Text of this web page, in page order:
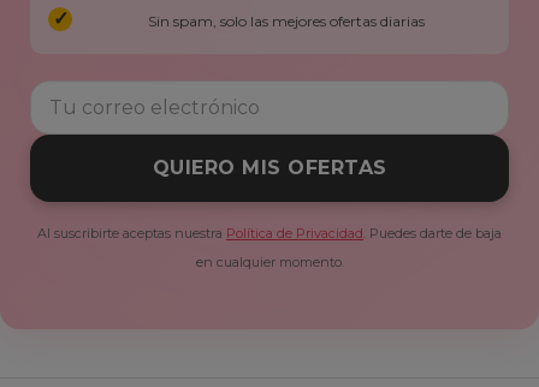
Sin spam, solo las mejores ofertas diarias
QUIERO MIS OFERTAS
Al suscribirte aceptas nuestra Política de Privacidad. Puedes darte de baja
en cualquier momento.